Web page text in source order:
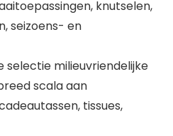
knutselen,
seizoens- en
selectie milieuvriendelijke
scala aan
tissues,